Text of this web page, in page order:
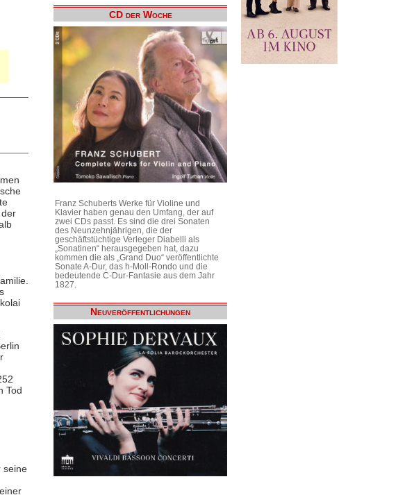
Tod
seine
CD der Woche
Franz Schuberts Werke für Violine und
Klavier haben genau den Umfang, der auf
zwei CDs passt. Es sind die drei Sonaten
des Neunzehnjährigen, die der
geschäftstüchtige Verleger Diabelli als
„Sonatinen“ herausgegeben hat, dazu
kommen die als „Grand Duo“ veröffentlichte
Sonate A-Dur, das h-Moll-Rondo und die
bedeutende C-Dur-Fantasie aus dem Jahr
1827.
Neuveröffentlichungen